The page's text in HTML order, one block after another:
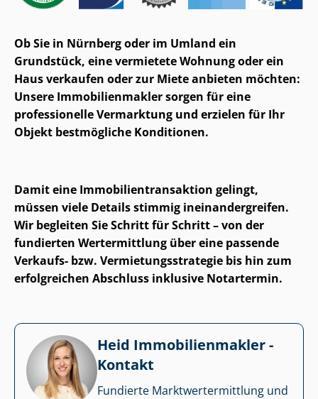
Ob Sie in Nürnberg oder im Umland ein
Grundstück, eine vermietete Wohnung oder ein
Haus verkaufen oder zur Miete anbieten möchten:
Unsere Im­mo­bi­li­en­mak­ler sorgen für eine
professionelle Vermarktung und erzielen für Ihr
Objekt bestmögliche Konditionen.
Damit eine Im­mo­bi­li­en­trans­ak­ti­on gelingt,
müssen viele Details stimmig in­ein­an­der­grei­fen.
Wir begleiten Sie Schritt für Schritt – von der
fundierten Wertermittlung über eine passende
Verkaufs- bzw. Ver­mie­tungs­stra­te­gie bis hin zum
erfolgreichen Abschluss inklusive Notartermin.
Heid Im­mo­bi­li­en­mak­ler -
Kontakt
Fundierte Markt­wert­ermitt­lung und